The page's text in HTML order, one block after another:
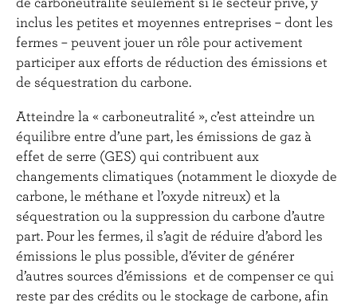
inclus les petites et moyennes entreprises – dont les
fermes – peuvent jouer un rôle pour activement
participer aux efforts de réduction des émissions et
de séquestration du carbone.
Atteindre la « carboneutralité », c’est atteindre un
équilibre entre d’une part, les émissions de gaz à
effet de serre (GES) qui contribuent aux
changements climatiques (notamment le dioxyde de
carbone, le méthane et l’oxyde nitreux) et la
séquestration ou la suppression du carbone d’autre
part. Pour les fermes, il s’agit de réduire d’abord les
émissions le plus possible, d’éviter de générer
d’autres sources d’émissions et de compenser ce qui
reste par des crédits ou le stockage de carbone, afin